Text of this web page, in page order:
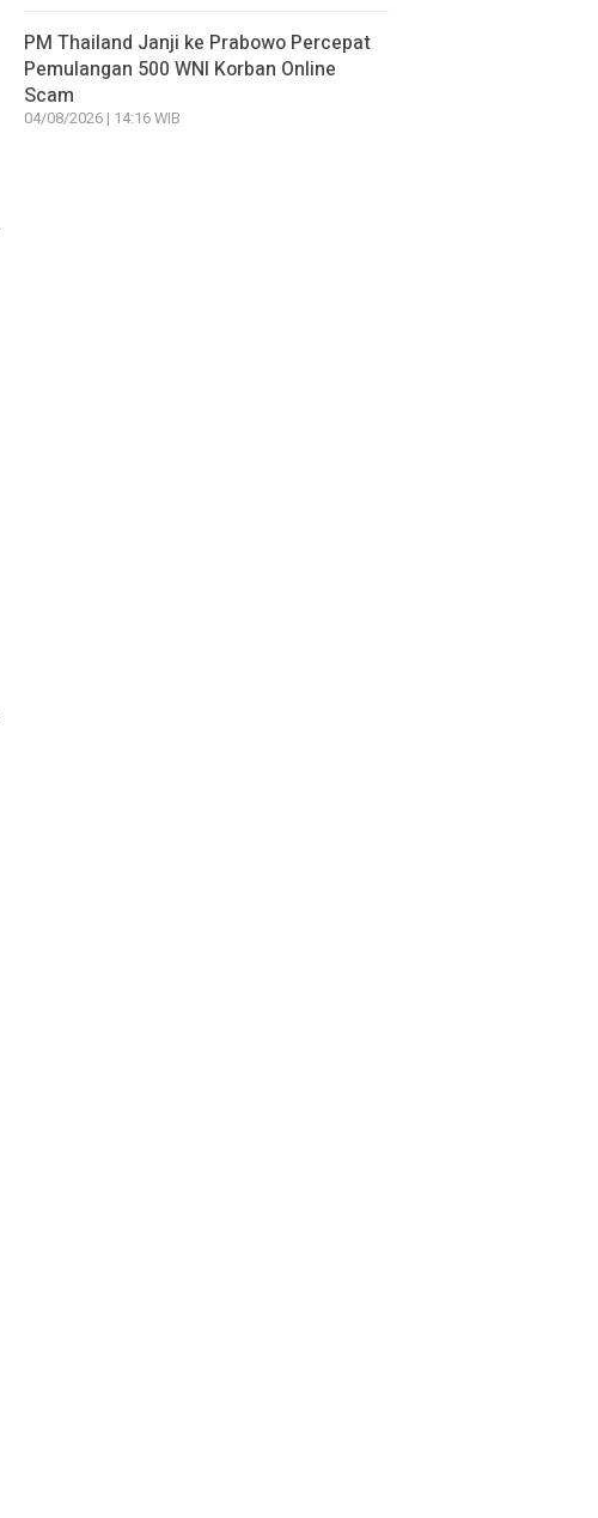
PM Thailand Janji ke Prabowo Percepat
Pemulangan 500 WNI Korban Online
Scam
04/08/2026 | 14:16 WIB